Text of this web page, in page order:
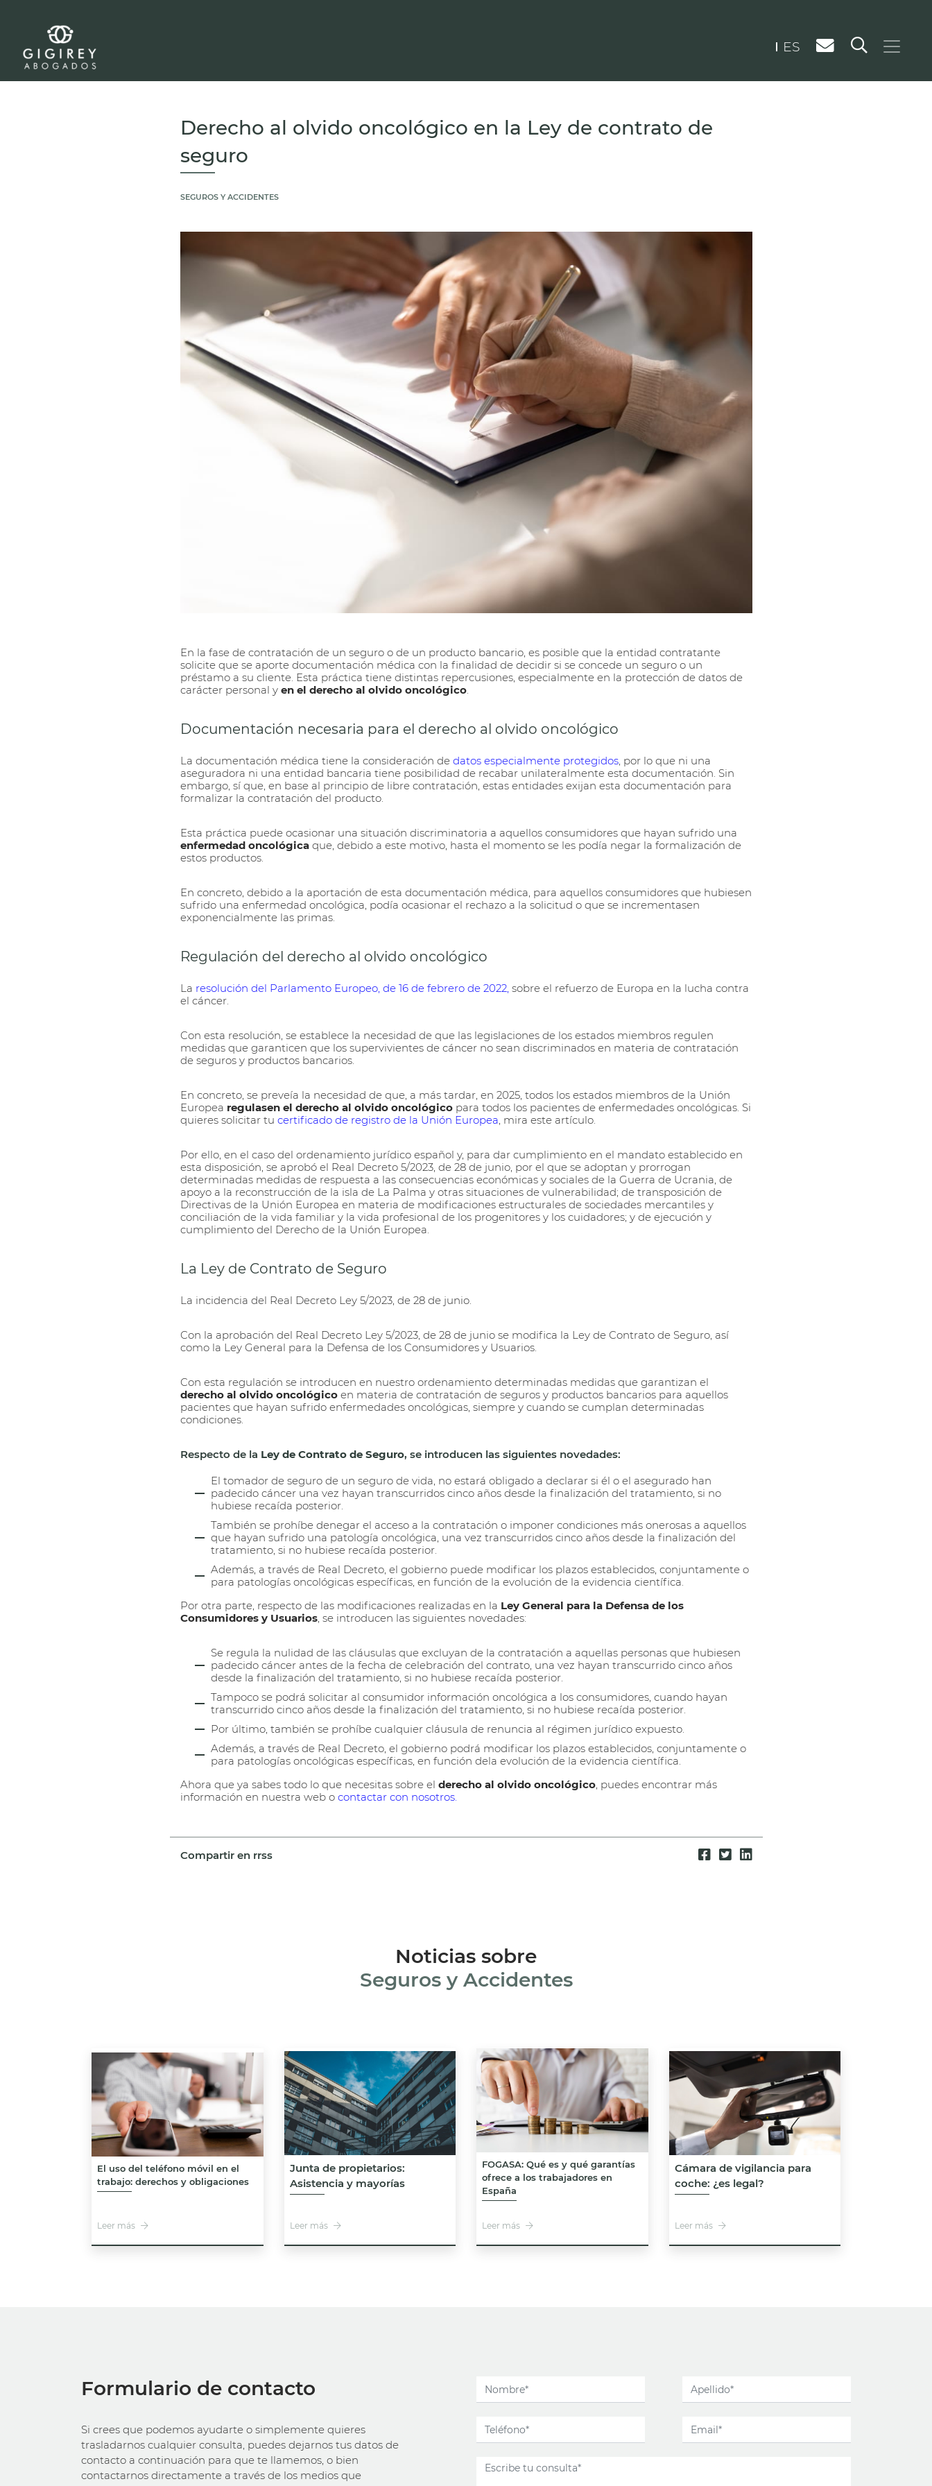
ES
Derecho al olvido oncológico en la Ley de contrato de
seguro
SEGUROS Y ACCIDENTES
En la fase de contratación de un seguro o de un producto bancario, es posible que la entidad contratante
solicite que se aporte documentación médica con la finalidad de decidir si se concede un seguro o un
préstamo a su cliente. Esta práctica tiene distintas repercusiones, especialmente en la protección de datos de
carácter personal y en el derecho al olvido oncológico.
Documentación necesaria para el derecho al olvido oncológico
La documentación médica tiene la consideración dedatos especialmente protegidos, por lo que ni una
aseguradora ni una entidad bancaria tiene posibilidad de recabar unilateralmente esta documentación. Sin
embargo, sí que, en base al principio de libre contratación, estas entidades exijan esta documentación para
formalizar la contratación del producto.
Esta práctica puede ocasionar una situación discriminatoria a aquellos consumidores que hayan sufrido una
enfermedad oncológicaque, debido a este motivo, hasta el momento se les podía negar la formalización de
estos productos.
En concreto, debido a la aportación de esta documentación médica, para aquellos consumidores que hubiesen
sufrido una enfermedad oncológica, podía ocasionar el rechazo a la solicitud o que se incrementasen
exponencialmente las primas.
Regulación del derecho al olvido oncológico
La resolución del Parlamento Europeo, de 16 de febrero de 2022, sobre el refuerzo de Europa en la lucha contra
el cáncer.
Con esta resolución, se establece la necesidad de que las legislaciones de los estados miembros regulen
medidas que garanticen que los supervivientes de cáncer no sean discriminados en materia de contratación
de seguros y productos bancarios.
En concreto, se preveía la necesidad de que, a más tardar, en 2025, todos los estados miembros de la Unión
Europea regulasen el derecho al olvido oncológicopara todos los pacientes de enfermedades oncológicas. Si
quieres solicitar tu certificado de registro de la Unión Europea, mira este artículo.
Por ello, en el caso del ordenamiento jurídico español y, para dar cumplimiento en el mandato establecido en
esta disposición, se aprobó el Real Decreto 5/2023, de 28 de junio, por el que se adoptan y prorrogan
determinadas medidas de respuesta a las consecuencias económicas y sociales de la Guerra de Ucrania, de
apoyo a la reconstrucción de la isla de La Palma y otras situaciones de vulnerabilidad; de transposición de
Directivas de la Unión Europea en materia de modificaciones estructurales de sociedades mercantiles y
conciliación de la vida familiar y la vida profesional de los progenitores y los cuidadores; y de ejecución y
cumplimiento del Derecho de la Unión Europea.
La Ley de Contrato de Seguro
La incidencia del Real Decreto Ley 5/2023, de 28 de junio.
Con la aprobación del Real Decreto Ley 5/2023, de 28 de junio se modifica la Ley de Contrato de Seguro, así
como la Ley General para la Defensa de los Consumidores y Usuarios.
Con esta regulación se introducen en nuestro ordenamiento determinadas medidas que garantizan el
derecho al olvido oncológicoen materia de contratación de seguros y productos bancarios para aquellos
pacientes que hayan sufrido enfermedades oncológicas, siempre y cuando se cumplan determinadas
condiciones.
Respecto de la Ley de Contrato de Seguro, se introducen las siguientes novedades:
El tomador de seguro de un seguro de vida, no estará obligado a declarar si él o el asegurado han
padecido cáncer una vez hayan transcurridos cinco años desde la finalización del tratamiento, si no
hubiese recaída posterior.
También se prohíbe denegar el acceso a la contratación o imponer condiciones más onerosas a aquellos
que hayan sufrido una patología oncológica, una vez transcurridos cinco años desde la finalización del
tratamiento, si no hubiese recaída posterior.
Además, a través de Real Decreto, el gobierno puede modificar los plazos establecidos, conjuntamente o
para patologías oncológicas específicas, en función de la evolución de la evidencia científica.
Por otra parte, respecto de las modificaciones realizadas en la Ley General para la Defensa de los
Consumidores y Usuarios, se introducen las siguientes novedades:
Se regula la nulidad de las cláusulas que excluyan de la contratación a aquellas personas que hubiesen
padecido cáncer antes de la fecha de celebración del contrato, una vez hayan transcurrido cinco años
desde la finalización del tratamiento, si no hubiese recaída posterior.
Tampoco se podrá solicitar al consumidor información oncológica a los consumidores, cuando hayan
transcurrido cinco años desde la finalización del tratamiento, si no hubiese recaída posterior.
Por último, también se prohíbe cualquier cláusula de renuncia al régimen jurídico expuesto.
Además, a través de Real Decreto, el gobierno podrá modificar los plazos establecidos, conjuntamente o
para patologías oncológicas específicas, en función dela evolución de la evidencia científica.
Ahora que ya sabes todo lo que necesitas sobre el derecho al olvido oncológico, puedes encontrar más
información en nuestra web o contactar con nosotros.
Compartir en rrss
Noticias sobre
Seguros y Accidentes
El uso del teléfono móvil en el
trabajo: derechos y obligaciones
Leer más
Junta de propietarios:
Asistencia y mayorías
Leer más
FOGASA: Qué es y qué garantías
ofrece a los trabajadores en
España
Leer más
Cámara de vigilancia para
coche: ¿es legal?
Leer más
Formulario de contacto
Si crees que podemos ayudarte o simplemente quieres
trasladarnos cualquier consulta, puedes dejarnos tus datos de
contacto a continuación para que te llamemos, o bien
contactarnos directamente a través de los medios que